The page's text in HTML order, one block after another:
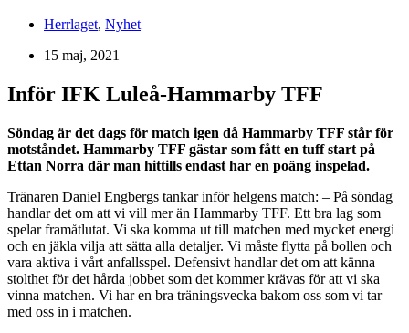
Herrlaget, Nyhet
15 maj, 2021
Inför IFK Luleå-Hammarby TFF
Söndag är det dags för match igen då Hammarby TFF står för
motståndet. Hammarby TFF gästar som fått en tuff start på
Ettan Norra där man hittills endast har en poäng inspelad.
Tränaren Daniel Engbergs tankar inför helgens match: – På söndag
handlar det om att vi vill mer än Hammarby TFF. Ett bra lag som
spelar framåtlutat. Vi ska komma ut till matchen med mycket energi
och en jäkla vilja att sätta alla detaljer. Vi måste flytta på bollen och
vara aktiva i vårt anfallsspel. Defensivt handlar det om att känna
stolthet för det hårda jobbet som det kommer krävas för att vi ska
vinna matchen. Vi har en bra träningsvecka bakom oss som vi tar
med oss in i matchen.